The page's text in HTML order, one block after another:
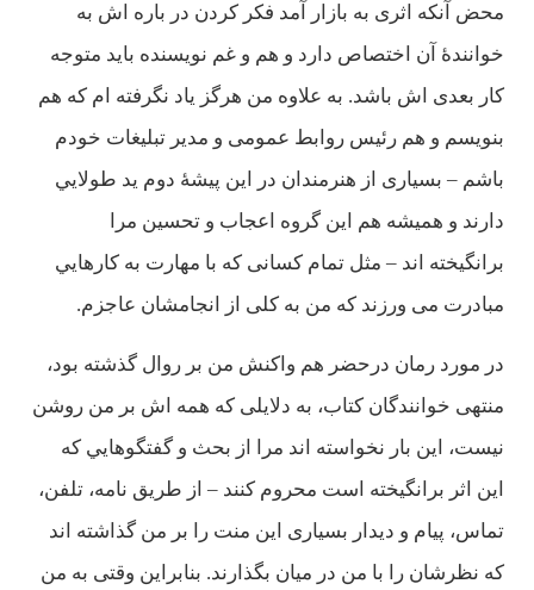
محض آنكه اثری به بازار آمد فكر كردن در باره اش به
خوانندۀ آن اختصاص دارد و هم و غم نويسنده بايد متوجه
كار بعدی اش باشد. به علاوه من هرگز ياد نگرفته ام كه هم
بنويسم و هم رئيس روابط عمومی و مدير تبليغات خودم
باشم – بسياری از هنرمندان در اين پيشۀ دوم يد طولايي
دارند و هميشه هم اين گروه اعجاب و تحسين مرا
برانگيخته اند – مثل تمام كسانی كه با مهارت به كارهايي
مبادرت می ورزند كه من به كلی از انجامشان عاجزم.
در مورد رمان درحضر هم واكنش من بر روال گذشته بود،
منتهی خوانندگان كتاب، به دلايلی كه همه اش بر من روشن
نيست، اين بار نخواسته اند مرا از بحث و گفتگوهايي كه
اين اثر برانگيخته است محروم كنند – از طريق نامه، تلفن،
تماس، پيام و ديدار بسياری اين منت را بر من گذاشته اند
كه نظرشان را با من در ميان بگذارند. بنابراين وقتی به من